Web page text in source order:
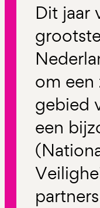
Dit jaar
om
gebied
een